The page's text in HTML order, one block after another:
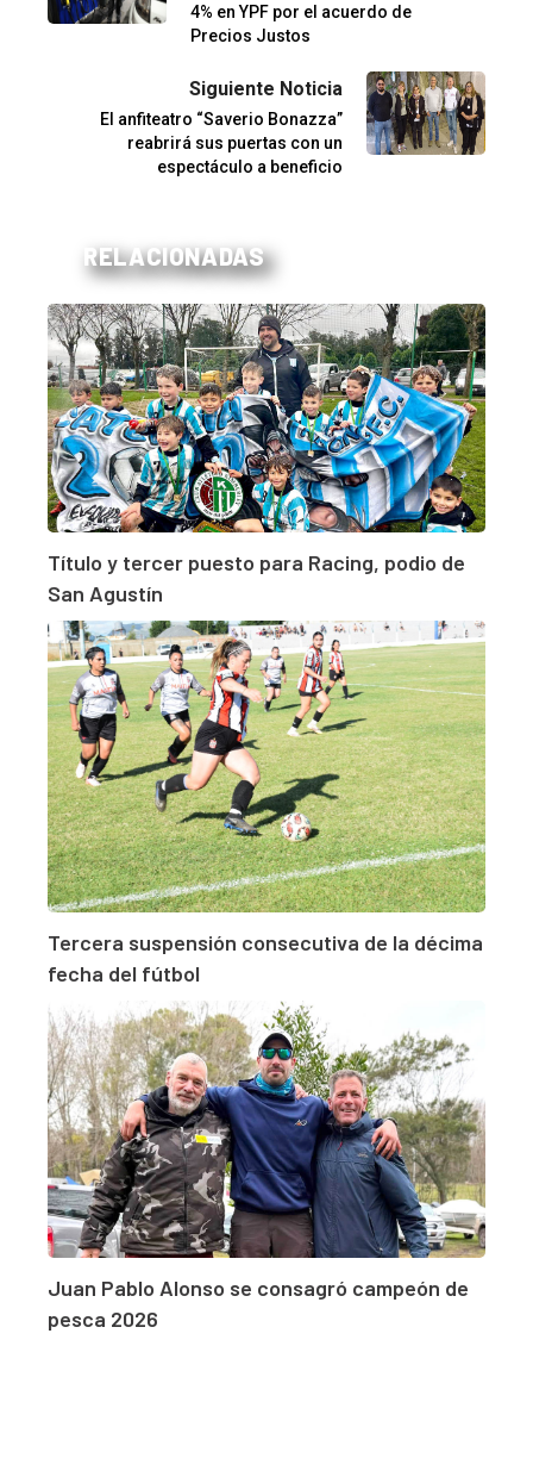
4% en YPF por el acuerdo de
Precios Justos
Siguiente Noticia
El anfiteatro “Saverio Bonazza”
reabrirá sus puertas con un
espectáculo a beneficio
RELACIONADAS
Título y tercer puesto para Racing, podio de
San Agustín
Tercera suspensión consecutiva de la décima
fecha del fútbol
Juan Pablo Alonso se consagró campeón de
pesca 2026